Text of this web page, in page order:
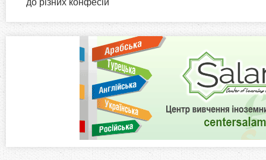
a
в
до різних конфесій